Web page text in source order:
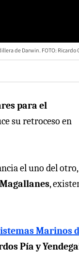
de Darwin. FOTO: Ricardo
para el
su retroceso en
el uno del otro,
,
Marinos
Pía y